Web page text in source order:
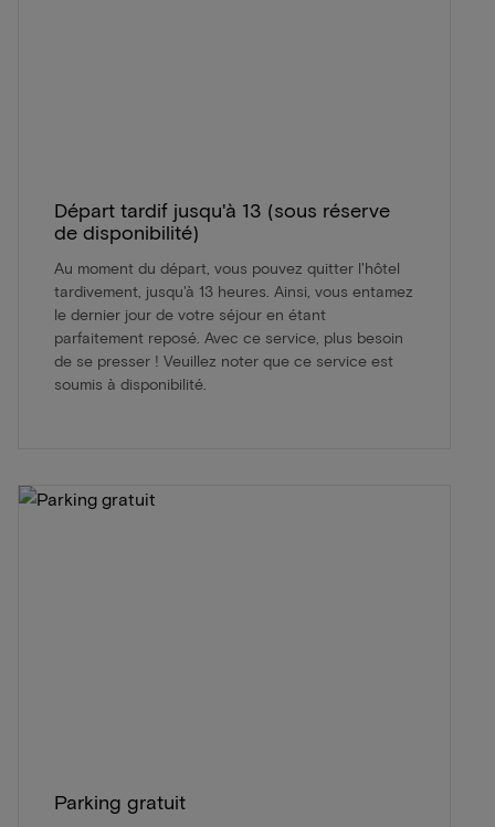
Départ tardif jusqu'à 13 (sous réserve
de disponibilité)
Au moment du départ, vous pouvez quitter l'hôtel
tardivement, jusqu'à 13 heures. Ainsi, vous entamez
le dernier jour de votre séjour en étant
parfaitement reposé. Avec ce service, plus besoin
de se presser ! Veuillez noter que ce service est
soumis à disponibilité.
Parking gratuit